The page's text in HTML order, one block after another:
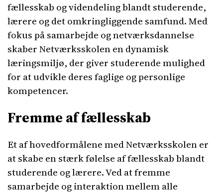
fællesskab og videndeling blandt studerende,
lærere og det omkringliggende samfund. Med
fokus på samarbejde og netværksdannelse
skaber Netværksskolen en dynamisk
læringsmiljø, der giver studerende mulighed
for at udvikle deres faglige og personlige
kompetencer.
Fremme af fællesskab
Et af hovedformålene med Netværksskolen er
at skabe en stærk følelse af fællesskab blandt
studerende og lærere. Ved at fremme
samarbejde og interaktion mellem alle